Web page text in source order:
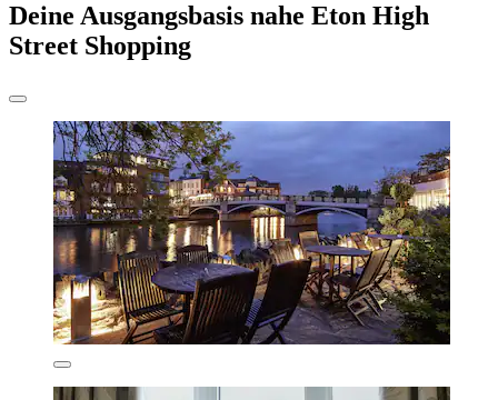
Deine Ausgangsbasis nahe Eton High
Street Shopping